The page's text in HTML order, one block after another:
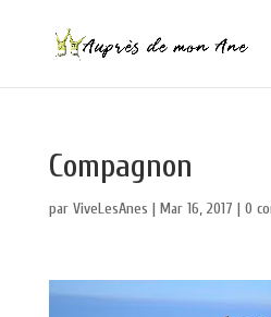
Compagnon
par ViveLesAnes | Mar 16, 2017 | 0